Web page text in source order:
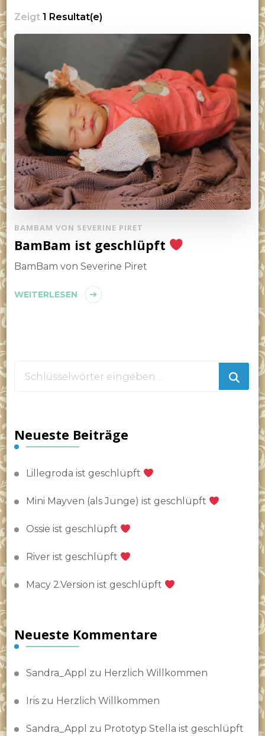
Zeigt 1 Resultat(e)
BAMBAM VON SEVERINE PIRET
BamBam ist geschlüpft
BamBam von Severine Piret
WEITERLESEN
Neueste Beiträge
Lillegroda ist geschlüpft
Mini Mayven (als Junge) ist geschlüpft
Ossie ist geschlüpft
River ist geschlüpft
Macy 2.Version ist geschlüpft
Neueste Kommentare
Sandra_Appl zu Herzlich Willkommen
Iriszu Herzlich Willkommen
Sandra_Appl zu Prototyp Stella ist geschlüpft